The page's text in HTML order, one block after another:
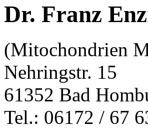
Dr. Franz
(Mitochondrien
Nehringstr. 15
61352 Bad
Tel.: 06172 / 67